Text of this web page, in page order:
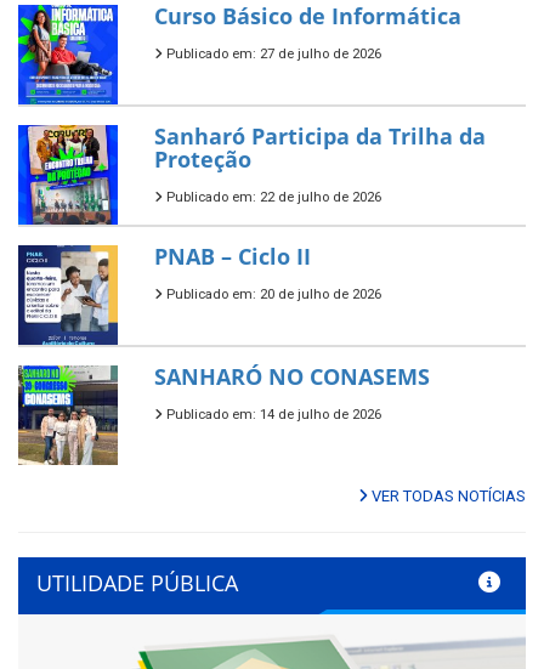
Curso Básico de Informática
Publicado em: 27 de julho de 2026
Sanharó Participa da Trilha da
Proteção
Publicado em: 22 de julho de 2026
PNAB – Ciclo II
Publicado em: 20 de julho de 2026
SANHARÓ NO CONASEMS
Publicado em: 14 de julho de 2026
VER TODAS NOTÍCIAS
UTILIDADE PÚBLICA